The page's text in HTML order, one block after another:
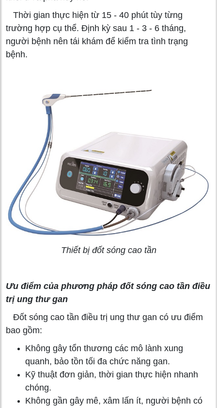
Thời gian thực hiện từ 15 - 40 phút tùy từng
trường hợp cụ thể. Định kỳ sau 1 - 3 - 6 tháng,
người bệnh nên tái khám để kiểm tra tình trạng
bệnh.
Thiết bị đốt sóng cao tần
Ưu điểm của phương pháp đốt sóng cao tần điều
trị ung thư gan
Đốt sóng cao tần điều trị ung thư gan có ưu điểm
bao gồm:
Không gây tổn thương các mô lành xung
quanh, bảo tồn tối đa chức năng gan.
Kỹ thuật đơn giản, thời gian thực hiện nhanh
chóng.
Không gần gây mê, xâm lấn ít, người bệnh có